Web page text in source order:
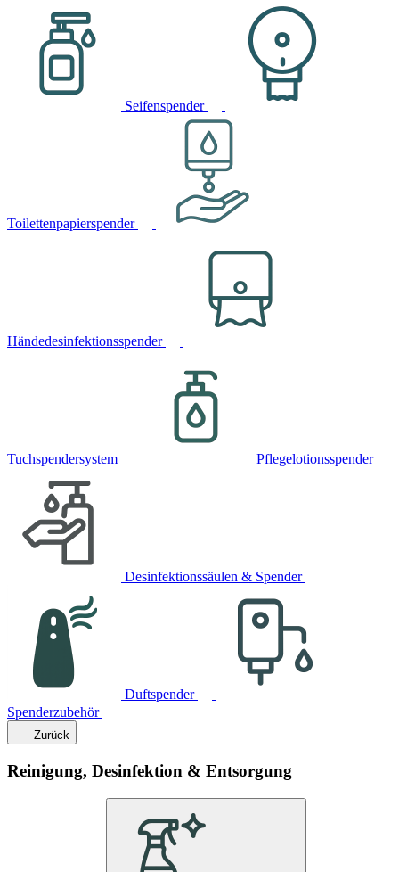
Seifenspender
Toilettenpapierspender
Händedesinfektionsspender
Tuchspendersystem Pflegelotionsspender
Desinfektionssäulen & Spender
Duftspender
Spenderzubehör
Zurück
Reinigung, Desinfektion & Entsorgung